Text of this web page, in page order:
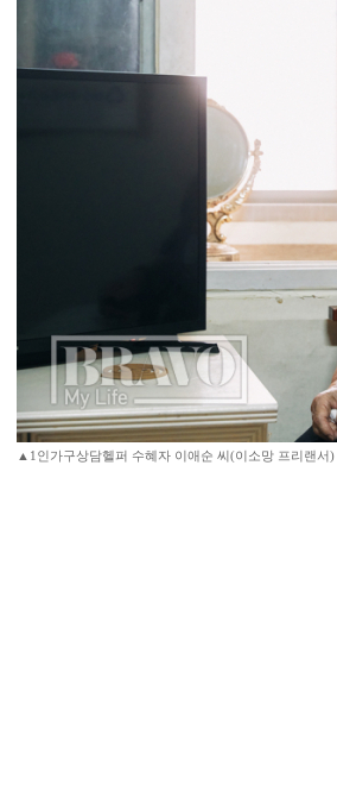
▲1인가구상담헬퍼 수혜자 이애순 씨(이소망 프리랜서)